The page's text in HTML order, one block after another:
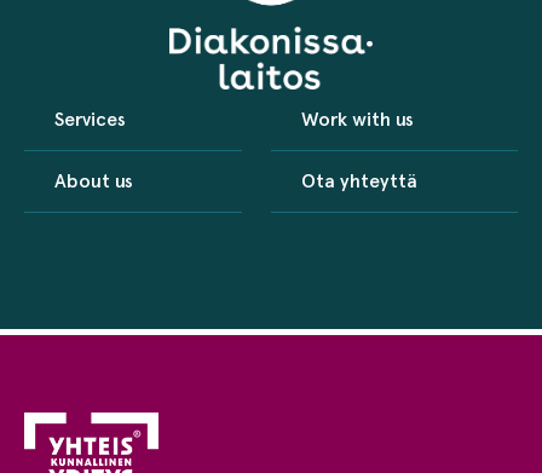
Services Work with us
About us Ota yhteyttä